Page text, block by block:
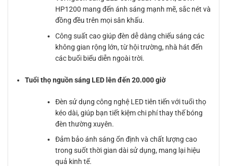
HP1200 mang đến ánh sáng mạnh mẽ, sắc nét và
đồng đều trên mọi sân khấu.
Công suất cao giúp đèn dễ dàng chiếu sáng các
không gian rộng lớn, từ hội trường, nhà hát đến
các buổi biểu diễn ngoài trời.
Tuổi thọ nguồn sáng LED lên đến 20.000 giờ
Đèn sử dụng công nghệ LED tiên tiến với tuổi thọ
kéo dài, giúp bạn tiết kiệm chi phí thay thế bóng
đèn thường xuyên.
Đảm bảo ánh sáng ổn định và chất lượng cao
trong suốt thời gian dài sử dụng, mang lại hiệu
quả kinh tế.